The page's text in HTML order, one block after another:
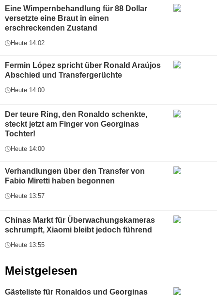
Eine Wimpernbehandlung für 88 Dollar
versetzte eine Braut in einen
erschreckenden Zustand
Heute 14:02
Fermin López spricht über Ronald Araújos
Abschied und Transfergerüchte
Heute 14:00
Der teure Ring, den Ronaldo schenkte,
steckt jetzt am Finger von Georginas
Tochter!
Heute 14:00
Verhandlungen über den Transfer von
Fabio Miretti haben begonnen
Heute 13:57
Chinas Markt für Überwachungskameras
schrumpft, Xiaomi bleibt jedoch führend
Heute 13:55
Meistgelesen
Gästeliste für Ronaldos und Georginas